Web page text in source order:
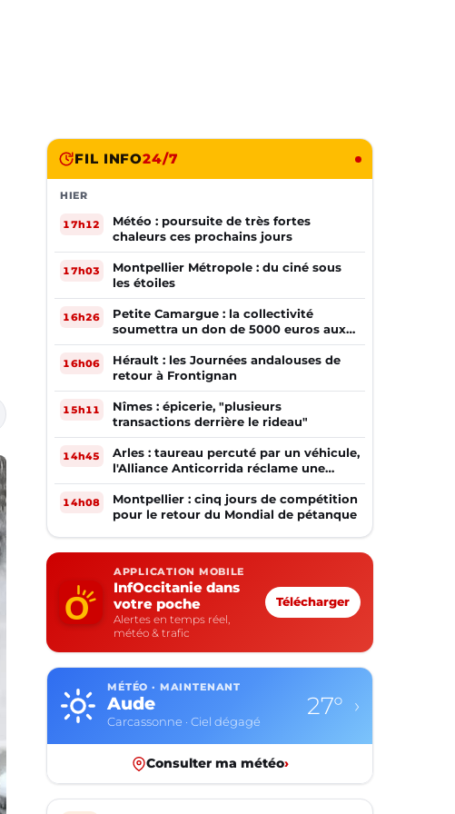
FIL INFO24/7
HIER
17h12
Météo : poursuite de très fortes
chaleurs ces prochains jours
17h03
Montpellier Métropole : du ciné sous
les étoiles
16h26
Petite Camargue : la collectivité
soumettra un don de 5000 euros aux
sinistrés de la Gironde
16h06
Hérault : les Journées andalouses de
retour à Frontignan
15h11
Nîmes : épicerie, "plusieurs
transactions derrière le rideau"
14h45
Arles : taureau percuté par un véhicule,
l'Alliance Anticorrida réclame une
enquête
14h08
Montpellier : cinq jours de compétition
pour le retour du Mondial de pétanque
APPLICATION MOBILE
InfOccitanie dans
votre poche
Alertes en temps réel,
météo & trafic
Télécharger
MÉTÉO · MAINTENANT
Aude
Carcassonne · Ciel dégagé
27° ›
Consulter ma météo›